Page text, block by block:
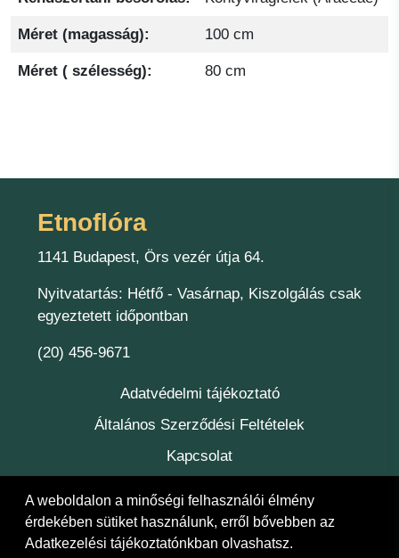
Méret (magasság): 100 cm
Méret ( szélesség): 80 cm
Etnoflóra
1141 Budapest, Örs vezér útja 64.
Nyitvatartás: Hétfő - Vasárnap, Kiszolgálás csak
egyeztetett időpontban
(20) 456-9671
Adatvédelmi tájékoztató
Általános Szerződési Feltételek
Kapcsolat
A weboldalon a minőségi felhasználói élmény
érdekében sütiket használunk, erről bővebben az
Adatkezelési tájékoztatónkban olvashatsz.